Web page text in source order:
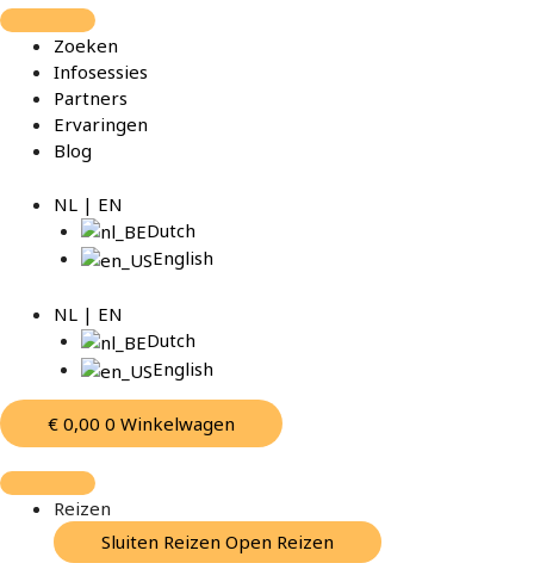
Spring
naar
inhoud
Zoeken
Infosessies
Partners
Ervaringen
Blog
NL | EN
Dutch
English
NL | EN
Dutch
English
€ 0,00 0 Winkelwagen
Reizen
Sluiten Reizen Open Reizen